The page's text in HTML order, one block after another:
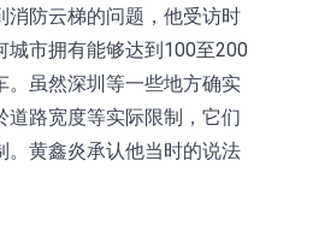
消防云梯的问题，他受访时
城市拥有能够达到100至200
。虽然深圳等一些地方确实
道路宽度等实际限制，它们
。黄鑫炎承认他当时的说法